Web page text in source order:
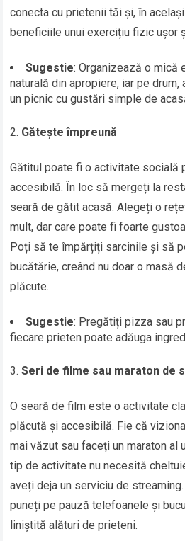
conecta cu prietenii tăi și, în
beneficiile unui exercițiu fizic ușor
Sugestie: Organizează o mică
naturală din apropiere, iar pe
un picnic cu gustări simple de
Gătește împreună
Gătitul poate fi o activitate socială
accesibilă. În loc să mergeți la
seară de gătit acasă. Alegeți o
mult, dar care poate fi foarte
Poți să te împărțiți sarcinile și să
bucătărie, creând nu doar o masă
plăcute.
Sugestie: Pregătiți pizza sau
fiecare prieten poate adăuga
Seri de filme sau maraton de
O seară de film este o activitate
plăcută și accesibilă. Fie că
mai văzut sau faceți un maraton al
tip de activitate nu necesită
aveți deja un serviciu de
puneți pe pauză telefoanele și
liniștită alături de prieteni.